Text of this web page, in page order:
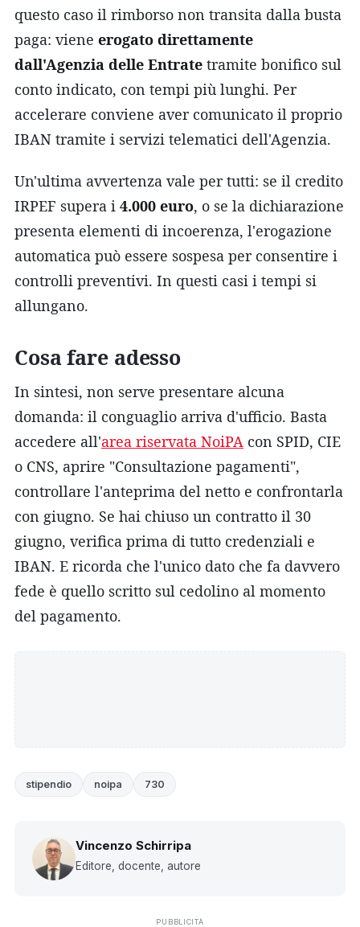
questo caso il rimborso non transita dalla busta
paga: viene erogato direttamente
dall'Agenzia delle Entrate tramite bonifico sul
conto indicato, con tempi più lunghi. Per
accelerare conviene aver comunicato il proprio
IBAN tramite i servizi telematici dell'Agenzia.
Un'ultima avvertenza vale per tutti: se il credito
IRPEF supera i 4.000 euro, o se la dichiarazione
presenta elementi di incoerenza, l'erogazione
automatica può essere sospesa per consentire i
controlli preventivi. In questi casi i tempi si
allungano.
Cosa fare adesso
In sintesi, non serve presentare alcuna
domanda: il conguaglio arriva d'ufficio. Basta
accedere all'area riservata NoiPA con SPID, CIE
o CNS, aprire "Consultazione pagamenti",
controllare l'anteprima del netto e confrontarla
con giugno. Se hai chiuso un contratto il 30
giugno, verifica prima di tutto credenziali e
IBAN. E ricorda che l'unico dato che fa davvero
fede è quello scritto sul cedolino al momento
del pagamento.
stipendio noipa 730
Vincenzo Schirripa
Editore, docente, autore
PUBBLICITÀ